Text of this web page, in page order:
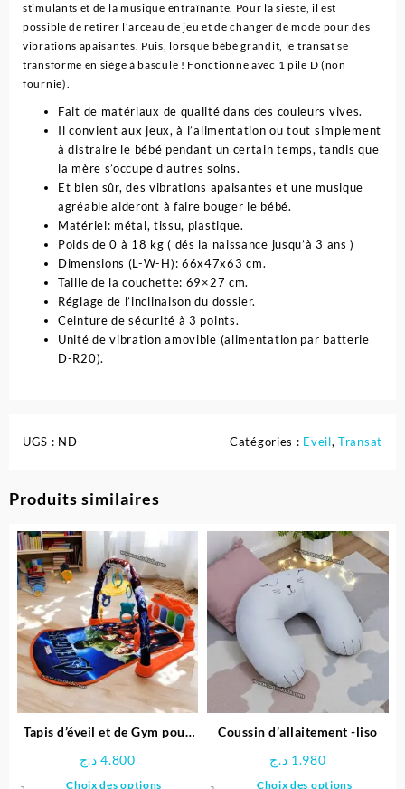
stimulants et de la musique entraînante. Pour la sieste, il est
possible de retirer l’arceau de jeu et de changer de mode pour des
vibrations apaisantes. Puis, lorsque bébé grandit, le transat se
transforme en siège à bascule ! Fonctionne avec 1 pile D (non
fournie).
Fait de matériaux de qualité dans des couleurs vives.
Il convient aux jeux, à l’alimentation ou tout simplement
à distraire le bébé pendant un certain temps, tandis que
la mère s’occupe d’autres soins.
Et bien sûr, des vibrations apaisantes et une musique
agréable aideront à faire bouger le bébé.
Matériel: métal, tissu, plastique.
Poids de 0 à 18 kg ( dés la naissance jusqu’à 3 ans )
Dimensions (L-W-H): 66x47x63 cm.
Taille de la couchette: 69×27 cm.
Réglage de l’inclinaison du dossier.
Ceinture de sécurité à 3 points.
Unité de vibration amovible (alimentation par batterie
D-R20).
UGS : ND Catégories : Eveil,Transat
Produits similaires
Tapis d’éveil et de Gym pour
4.800 د.ج
Choix des options
Coussin d’allaitement -liso
1.980 د.ج
Choix des options